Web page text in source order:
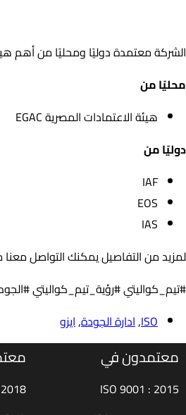
الشركة معتمدة دوليًا ومحليًا من أهم
محليًا من
هيئة الاعتمادات المصرية EGAC
دوليًا من
IAF
EOS
IAS
لمزيد من التفاصيل يمكنك التواصل
#تيم_كواليتي #رؤية_تيم_كواليتي
ISO
,ادارة الجودة,ايزو
معتمدون في
ISO 9001 : 2015